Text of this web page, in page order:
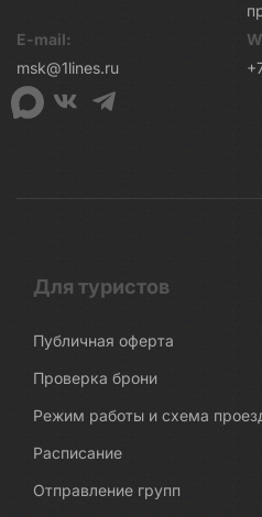
E-mail:
msk@1lines.ru
Для туристов
Публичная оферта
Проверка брони
Режим работы и схема
Расписание
Отправление групп